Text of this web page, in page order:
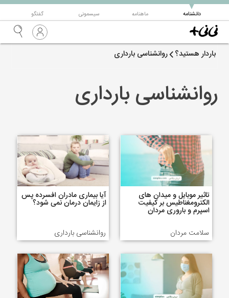
دانشنامه
▼ ماهنامه سیسمونی گفتگو
باردار هستید؟ روانشناسی بارداری
روانشناسی بارداری
تاثیر موبایل و میدان های
الکترومغناطیس بر کیفیت
اسپرم و باروری مردان
سلامت مردان
آیا بیماری مادران افسرده پس
از زایمان درمان نمی شود؟
روانشناسی بارداری